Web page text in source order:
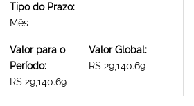
Tipo do Prazo:
Mês
Valor para o
Período:
R$ 29,140.69
Valor Global:
R$ 29,140.69